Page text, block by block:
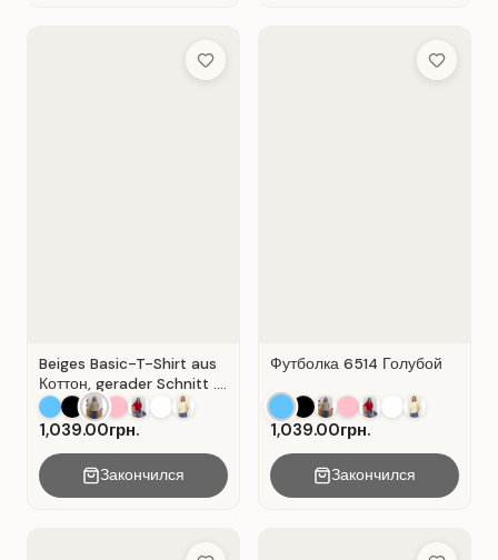
Add to Wish List
Beiges Basic-T-Shirt aus
Коттон, gerader Schnitt .
Beige.
1,039.00грн.
Закончился
Add to
Футболка 6514 Голубой
1,039.00грн.
Закончился